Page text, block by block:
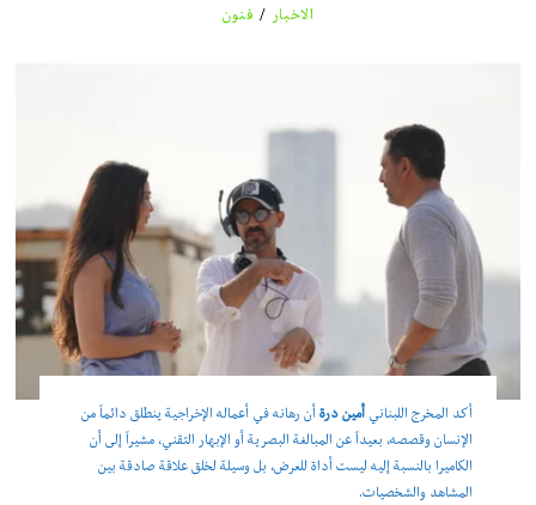
الاخبار / فنون
أكد المخرج اللبنانيأمين درةأن رهانه في أعماله الإخراجية ينطلق دائماً من
الإنسان وقصصه، بعيداً عن المبالغة البصرية أو الإبهار التقني، مشيراً إلى أن
الكاميرا بالنسبة إليه ليست أداة للعرض، بل وسيلة لخلق علاقة صادقة بين
المشاهد والشخصيات.